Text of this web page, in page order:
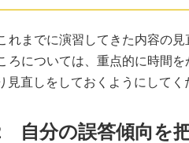
れまでに演習してきた内容の
ろについては、重点的に時間
見直しをしておくようにしてく
自分の誤答傾向を把